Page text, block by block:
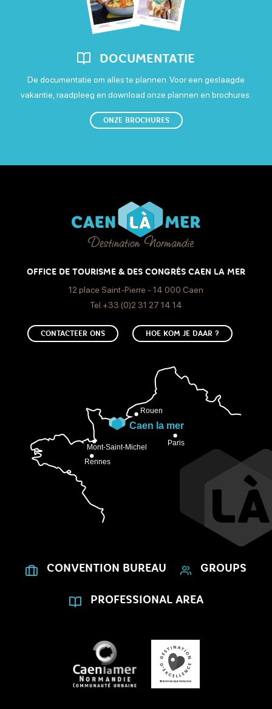
DOCUMENTATIE
De documentatie om alles te plannen. Voor een geslaagde
vakantie, raadpleeg en download onze plannen en brochures.
ONZE BROCHURES
OFFICE DE TOURISME & DES CONGRÈS CAEN LA MER
12 place Saint-Pierre - 14 000 Caen
Tel.+33 (0)2 31 27 14 14
CONTACTEER ONS HOE KOM JE DAAR ?
CONVENTION BUREAU GROUPS
PROFESSIONAL AREA